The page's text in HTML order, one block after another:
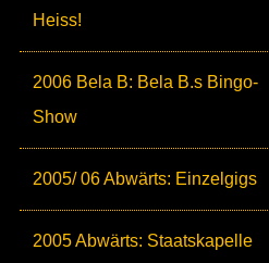
Heiss!
2006 Bela B: Bela B.s Bingo-
Show
2005/ 06 Abwärts: Einzelgigs
2005 Abwärts: Staatskapelle